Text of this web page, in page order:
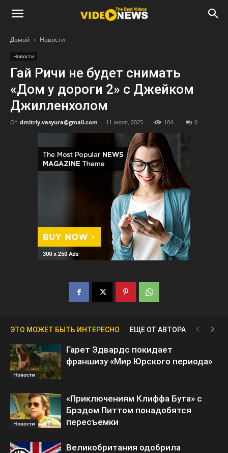
Домой Новости
Новости
Гай Ричи не будет снимать
«Дом у дороги 2» с Джейком
Джилленхолом
От dmitriy.vasyura@gmail.com - 11 июля, 2025 104 0
ЭТО МОЖЕТ БЫТЬ ИНТЕРЕСНО ЕЩЕ ОТ АВТОРА
Новости
Гарет Эдвардс покидает
франшизу «Мир Юрского периода»
Новости
«Приключениям Клиффа Бута» с
Брэдом Питтом понадобятся
пересъемки
Великобритания одобрила